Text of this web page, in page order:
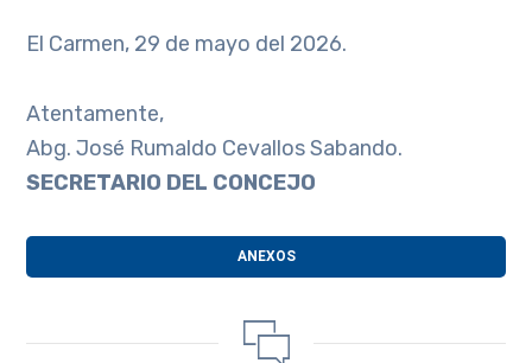
El Carmen, 29 de mayo del 2026.
Atentamente,
Abg. José Rumaldo Cevallos Sabando.
SECRETARIO DEL CONCEJO
ANEXOS